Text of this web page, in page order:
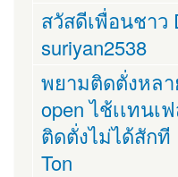
สวัสดีเพื่อนชาว
suriyan2538
พยามติดตั่งหลา
open ไช้เเทนเ
ติดตั่งไม่ได้สักที
Ton